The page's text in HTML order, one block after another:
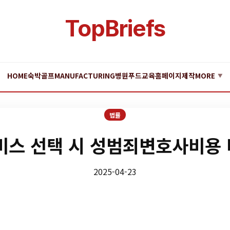
TopBriefs
HOME숙박골프MANUFACTURING병원푸드교육홈페이지제작MORE ▼
법률
스 선택 시 성범죄변호사비용
2025-04-23